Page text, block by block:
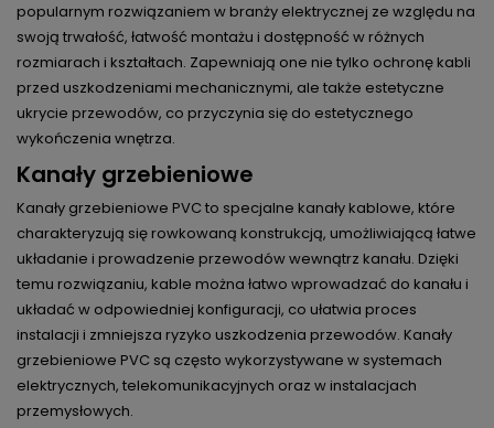
popularnym rozwiązaniem w branży elektrycznej ze względu na
swoją trwałość, łatwość montażu i dostępność w różnych
rozmiarach i kształtach. Zapewniają one nie tylko ochronę kabli
przed uszkodzeniami mechanicznymi, ale także estetyczne
ukrycie przewodów, co przyczynia się do estetycznego
wykończenia wnętrza.
Kanały grzebieniowe
Kanały grzebieniowe PVC to specjalne kanały kablowe, które
charakteryzują się rowkowaną konstrukcją, umożliwiającą łatwe
układanie i prowadzenie przewodów wewnątrz kanału. Dzięki
temu rozwiązaniu, kable można łatwo wprowadzać do kanału i
układać w odpowiedniej konfiguracji, co ułatwia proces
instalacji i zmniejsza ryzyko uszkodzenia przewodów. Kanały
grzebieniowe PVC są często wykorzystywane w systemach
elektrycznych, telekomunikacyjnych oraz w instalacjach
przemysłowych.